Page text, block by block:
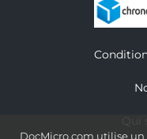
DocMicro.com utilise